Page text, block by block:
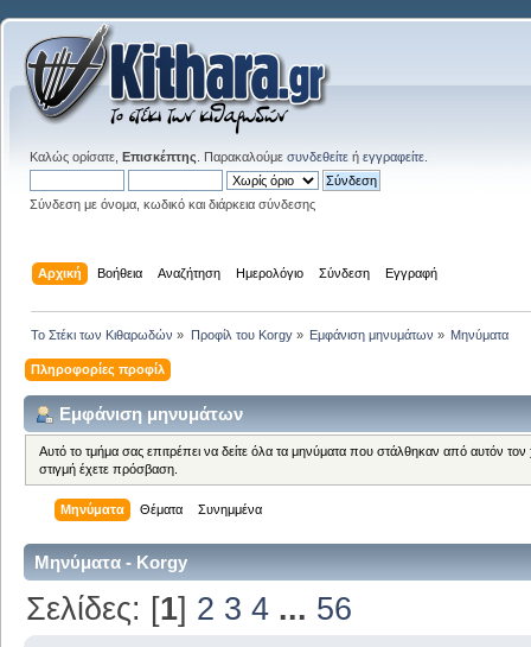
Καλώς ορίσατε, Επισκέπτης . Παρακαλούμε συνδεθείτε ή εγγραφείτε
Σύνδεση με όνομα, κωδικό και διάρκεια σύνδεσης
Αρχική Βοήθεια Αναζήτηση Ημερολόγιο Σύνδεση Εγγραφή
Το Στέκι των Κιθαρωδών » Προφίλ του Korgy» Εμφάνιση μηνυμάτων » Μηνύματα
Πληροφορίες προφίλ
Εμφάνιση μηνυμάτων
Αυτό το τμήμα σας επιτρέπει να δείτε όλα τα μηνύματα που στάλθηκαν από αυτόν
στιγμή έχετε πρόσβαση.
Μηνύματα Θέματα Συνημμένα
Μηνύματα - Korgy
Σελίδες: [1] 2 3 4 ... 56